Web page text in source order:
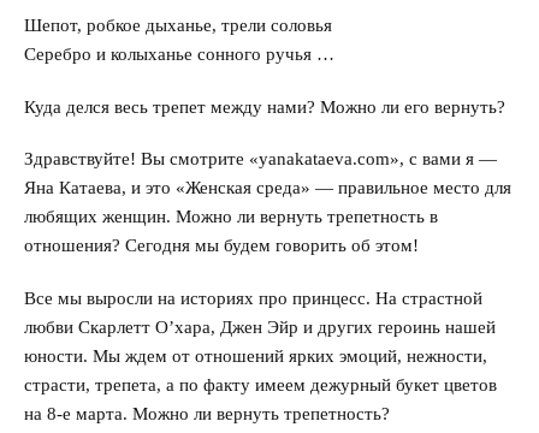
Шепот, робкое дыханье, трели соловья
Серебро и колыханье сонного ручья …
Куда делся весь трепет между нами? Можно ли его вернуть?
Здравствуйте! Вы смотрите «yanakataeva.com», с вами я —
Яна Катаева, и это «Женская среда» — правильное место для
любящих женщин. Можно ли вернуть трепетность в
отношения? Сегодня мы будем говорить об этом!
Все мы выросли на историях про принцесс. На страстной
любви Скарлетт О’хара, Джен Эйр и других героинь нашей
юности. Мы ждем от отношений ярких эмоций, нежности,
страсти, трепета, а по факту имеем дежурный букет цветов
на 8-е марта. Можно ли вернуть трепетность?